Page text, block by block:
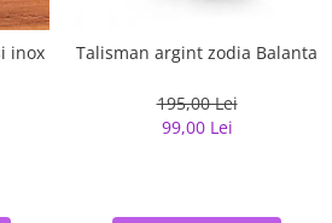
inox
Talisman argint zodia Balanta
195,00 Lei
99,00 Lei